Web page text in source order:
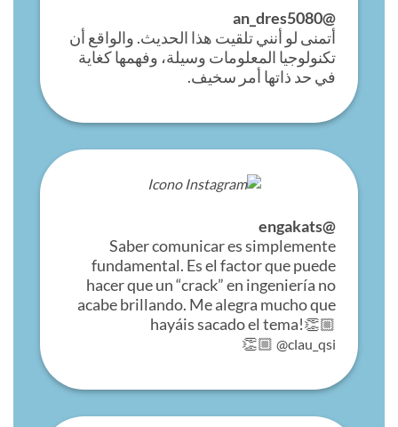
@an_dres5080
أتمنى لو أنني تلقيت هذا الحديث. والواقع أن
تكنولوجيا المعلومات وسيلة، وفهمها كغاية
في حد ذاتها أمر سخيف.
@engakats
Saber comunicar es simplemente
fundamental. Es el factor que puede
hacer que un “crack” en ingeniería no
acabe brillando. Me alegra mucho que
hayáis sacado el tema!👏🏼
👏🏼 @clau_qsi